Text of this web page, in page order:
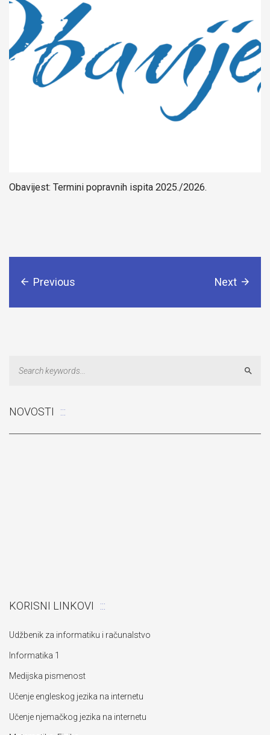
Obavijest: Termini popravnih ispita 2025./2026.
Previous Next
NOVOSTI
KORISNI LINKOVI
Udžbenik za informatiku i računalstvo
Informatika 1
Medijska pismenost
Učenje engleskog jezika na internetu
Učenje njemačkog jezika na internetu